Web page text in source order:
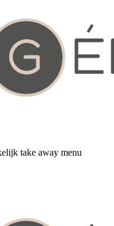
take away menu